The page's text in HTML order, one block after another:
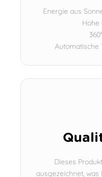
Energie aus
Hohe
Automatische
Dieses
ausgezeichnet, was